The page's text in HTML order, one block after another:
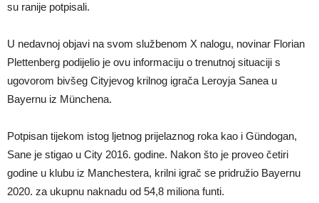
su ranije potpisali.
U nedavnoj objavi na svom službenom X nalogu, novinar Florian
Plettenberg podijelio je ovu informaciju o trenutnoj situaciji s
ugovorom bivšeg Cityjevog krilnog igrača Leroyja Sanea u
Bayernu iz Münchena.
Potpisan tijekom istog ljetnog prijelaznog roka kao i Gündogan,
Sane je stigao u City 2016. godine. Nakon što je proveo četiri
godine u klubu iz Manchestera, krilni igrač se pridružio Bayernu
2020. za ukupnu naknadu od 54,8 miliona funti.